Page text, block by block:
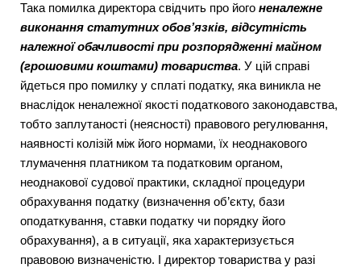
Така помилка директора свідчить про його неналежне
виконання статутних обов’язків, відсутність
належної обачливості при розпорядженні майном
(грошовими коштами) товариства. У цій справі
йдеться про помилку у сплаті податку, яка виникла не
внаслідок неналежної якості податкового законодавства,
тобто заплутаності (неясності) правового регулювання,
наявності колізій між його нормами, їх неоднакового
тлумачення платником та податковим органом,
неоднакової судової практики, складної процедури
обрахування податку (визначення об’єкту, бази
оподаткування, ставки податку чи порядку його
обрахування), а в ситуації, яка характеризується
правовою визначеністю. І директор товариства у разі